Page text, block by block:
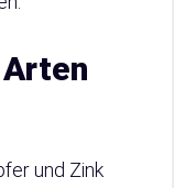
und Zink